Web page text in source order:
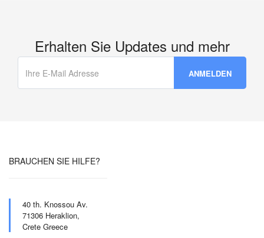
Erhalten Sie Updates und mehr
BRAUCHEN SIE HILFE?
40 th. Knossou Av.
71306 Heraklion,
Crete Greece